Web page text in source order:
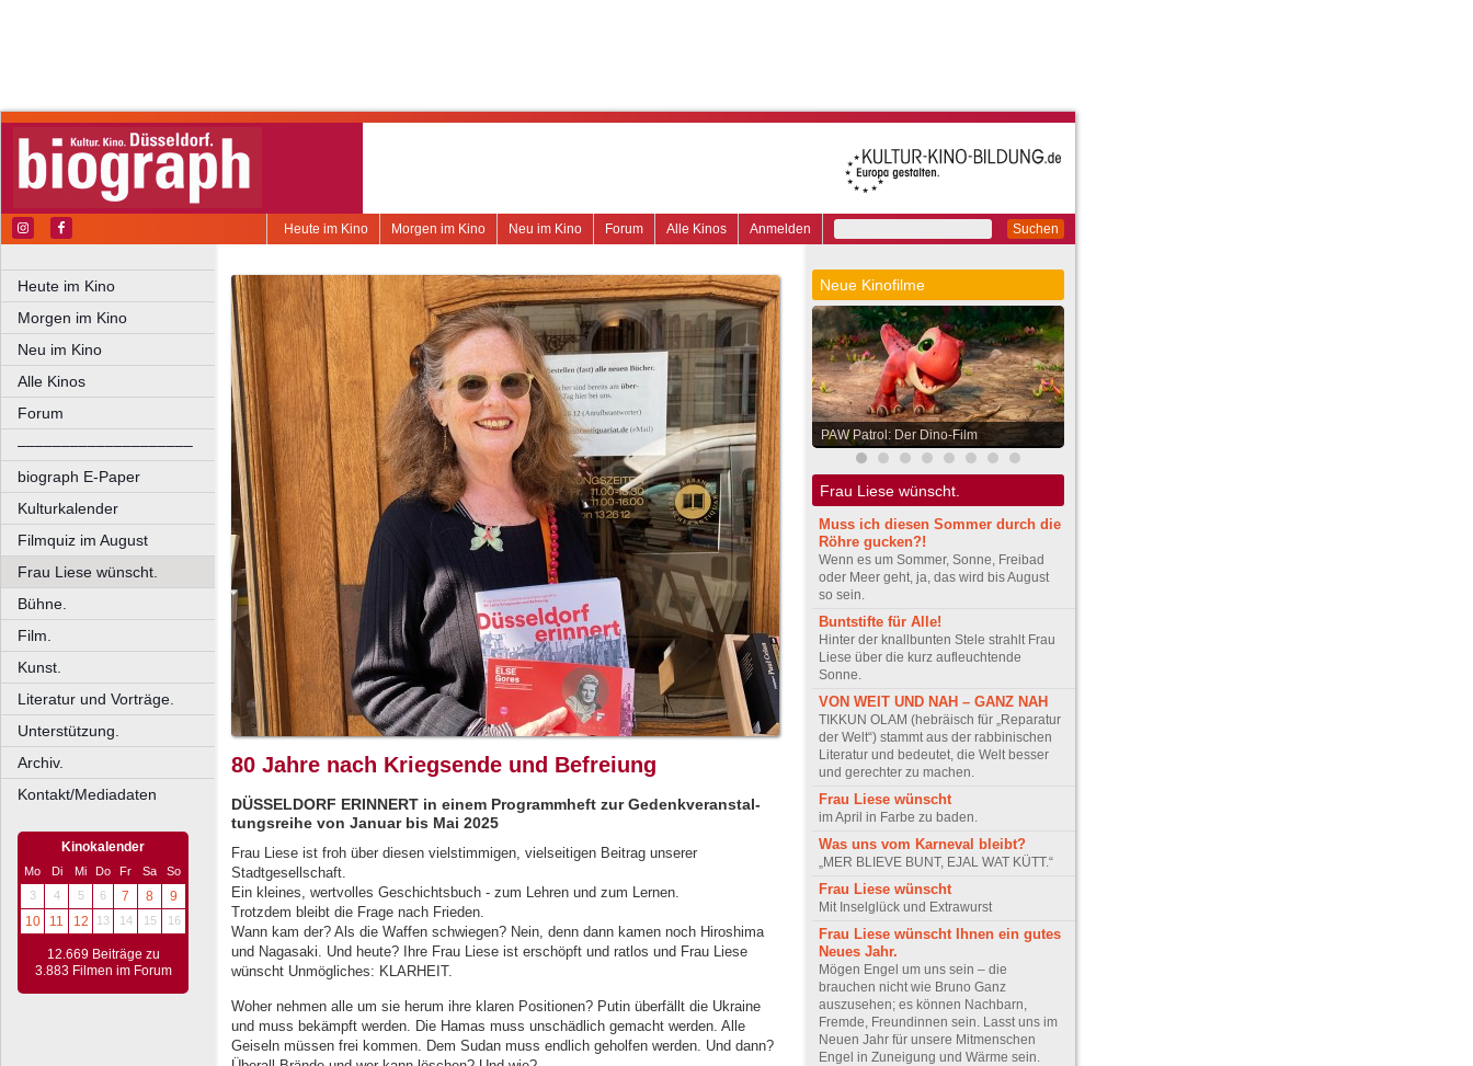
Suchen
Anmelden
Alle Kinos
Forum
Neu im Kino
Morgen im Kino
Heute im Kino
Heute im Kino
Morgen im Kino
Neu im Kino
Alle Kinos
Forum
––––––––––––––––––––
biograph E-Paper
Kulturkalender
Filmquiz im August
Frau Liese wünscht.
Bühne.
Film.
Kunst.
Literatur und Vorträge.
Unterstützung.
Archiv.
Kontakt/Mediadaten
Kinokalender
Mo Di Mi Do Fr Sa
So
3
4 5 6 7 8
9
10
11 12 13 14 15 16
12.669 Beiträge zu
3.883 Filmen im Forum
80 Jahre nach Kriegsende und Befreiung
DÜSSELDORF ERINNERT in einem Programmheft zur Gedenkveranstal­
tungsreihe von Januar bis Mai 2025
Frau Liese ist froh über diesen vielstimmigen, vielseitigen Beitrag unserer
Stadtgesellschaft.
Ein kleines, wertvolles Geschichtsbuch - zum Lehren und zum Lernen.
Trotzdem bleibt die Frage nach Frieden.
Wann kam der? Als die Waffen schwiegen? Nein, denn dann kamen noch Hiroshima
und Nagasaki. Und heute? Ihre Frau Liese ist erschöpft und ratlos und Frau Liese
wünscht Unmögliches: KLARHEIT.
Woher nehmen alle um sie herum ihre klaren Positionen? Putin überfällt die Ukraine
und muss bekämpft werden. Die Hamas muss unschädlich gemacht werden. Alle
Geiseln müssen frei kommen. Dem Sudan muss endlich geholfen werden. Und dann?
Neue Kinofilme
PAW Patrol: Der Dino-Film
Frau Liese wünscht.
Muss ich diesen Sommer durch die
Röhre gucken?!
Wenn es um Sommer, Sonne, Freibad
oder Meer geht, ja, das wird bis August
so sein.
Buntstifte für Alle!
Hinter der knallbunten Stele strahlt Frau
Liese über die kurz aufleuchtende
Sonne.
VON WEIT UND NAH – GANZ NAH
TIKKUN OLAM (hebräisch für „Repa­ratur
der Welt“) stammt aus der rabbinischen
Literatur und bedeutet, die Welt besser
und gerechter zu machen.
Frau Liese wünscht
im April in Farbe zu baden.
Was uns vom Karneval bleibt?
„MER BLIEVE BUNT, EJAL WAT KÜTT.“
Frau Liese wünscht
Mit Inselglück und Extrawurst
Frau Liese wünscht Ihnen ein gutes
Neues Jahr.
Mögen Engel um uns sein – die
brauchen nicht wie Bruno Ganz
auszusehen; es können Nachbarn,
Fremde, Freundinnen sein. Lasst uns im
Neuen Jahr für unsere Mitmenschen
Engel in Zuneigung und Wärme sein.